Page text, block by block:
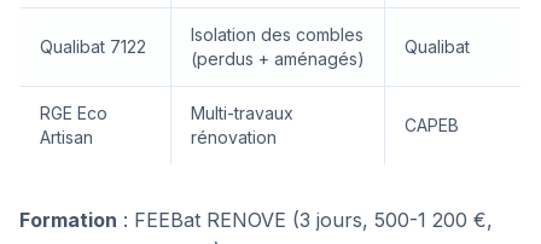
Qualibat 7122
Isolation des combles
(perdus + aménagés)
Qualibat
RGE Eco
Artisan
Multi-travaux
rénovation
CAPEB
Formation : FEEBat RENOVE (3 jours, 500-1 200 €,